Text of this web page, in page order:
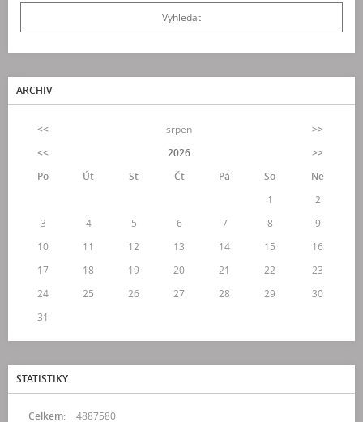
ARCHIV
<< srpen
>>
<<
2026
>>
Po
Út St Čt Pá So
Ne
1
2
3
4 5 6 7 8
9
10
11 12 13 14 15
16
17
18 19 20 21 22
23
24
25 26 27 28 29
30
31
STATISTIKY
Celkem: 4887580